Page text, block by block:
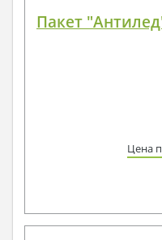
Пакет
Цена